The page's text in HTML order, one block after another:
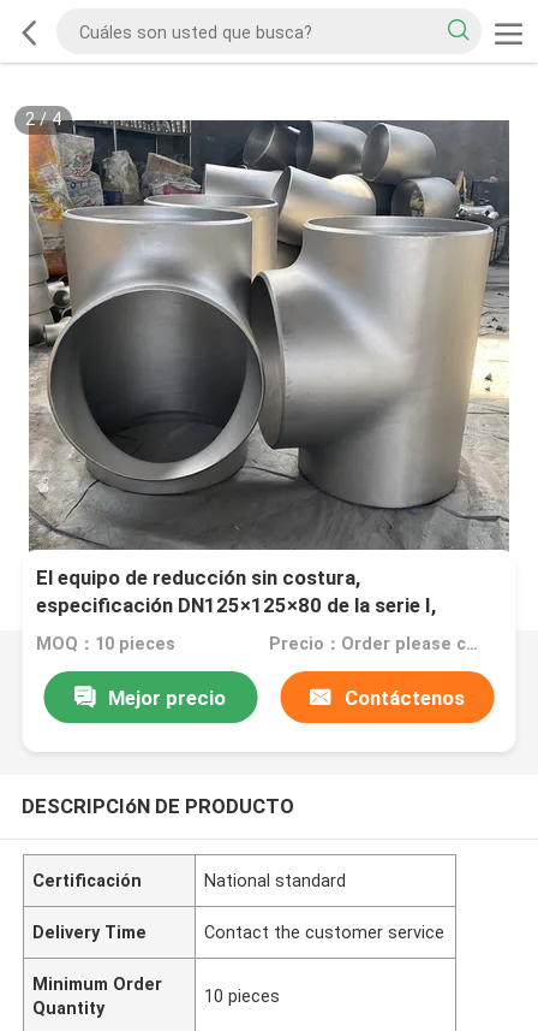
2/4
El equipo de reducción sin costura,
especificación DN125×125×80 de la serie I,
cabeza 141.3*7.6, tubo de ramificación 89*7.0
material Inconel600
MOQ：10 pieces Precio：Order please contact customer service
Mejor precio Contáctenos
DESCRIPCIóN DE PRODUCTO
Certificación National standard
Delivery Time Contact the customer service
Minimum Order
Quantity
10 pieces